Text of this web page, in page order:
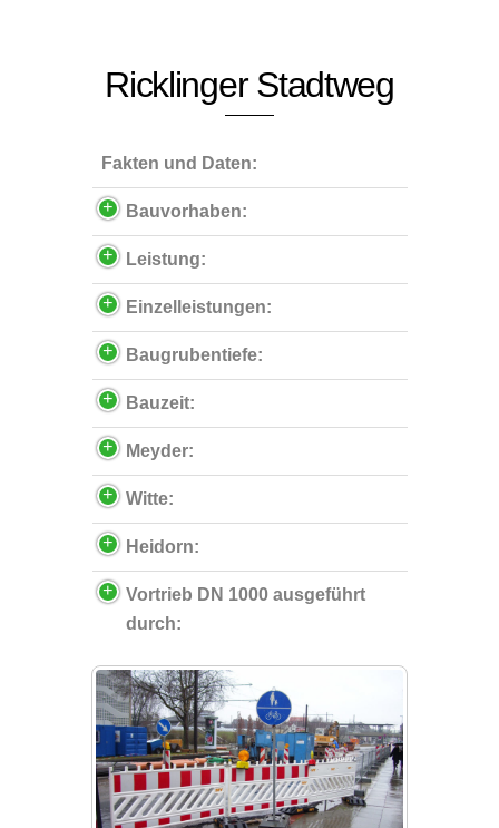
Ricklinger Stadtweg
Fakten und Daten:
Bauvorhaben:
Leistung:
Einzelleistungen:
Baugrubentiefe:
Bauzeit:
Meyder:
Witte:
Heidorn:
Vortrieb DN 1000 ausgeführt
durch: